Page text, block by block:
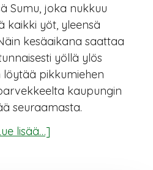
Sumu, joka nukkuu
kaikki yöt, yleensä
kesäaikana saattaa
yöllä ylös
löytää pikkumiehen
kaupungin
seuraamasta.
lisää…]tietoaElokuun